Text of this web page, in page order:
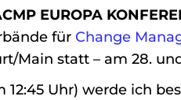
EUROPA
für Change
Main statt – am 28.
12:45 Uhr) werde ich